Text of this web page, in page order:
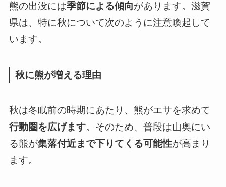
熊の出没には季節による傾向があります。滋賀
県は、特に秋について次のように注意喚起して
います。
秋に熊が増える理由
秋は冬眠前の時期にあたり、熊がエサを求めて
行動圏を広げます。そのため、普段は山奥にい
る熊が集落付近まで下りてくる可能性が高まり
ます。